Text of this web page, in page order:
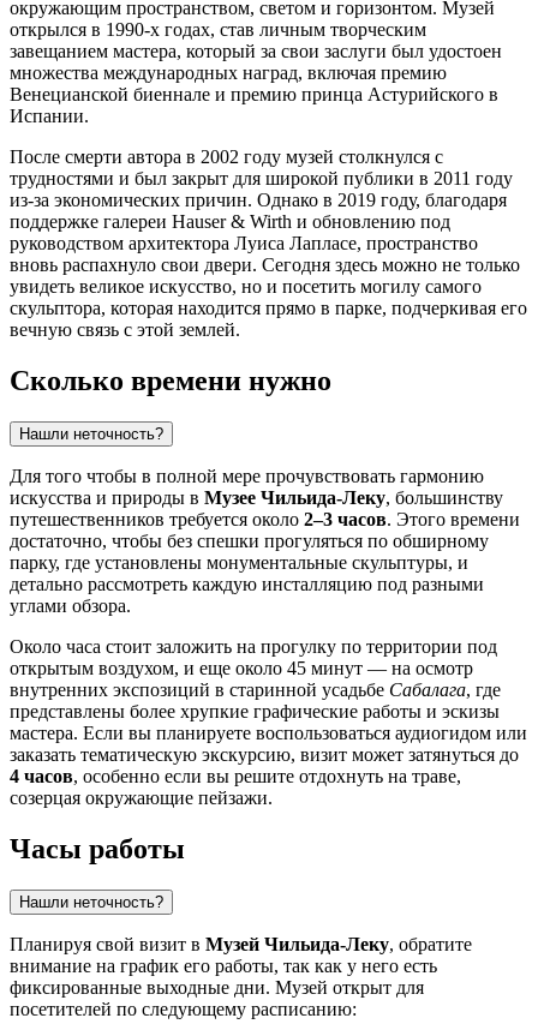
окружающим пространством, светом и горизонтом. Музей
открылся в 1990-х годах, став личным творческим
завещанием мастера, который за свои заслуги был удостоен
множества международных наград, включая премию
Венецианской биеннале и премию принца Астурийского в
Испании.
После смерти автора в 2002 году музей столкнулся с
трудностями и был закрыт для широкой публики в 2011 году
из-за экономических причин. Однако в 2019 году, благодаря
поддержке галереи Hauser & Wirth и обновлению под
руководством архитектора Луиса Лапласе, пространство
вновь распахнуло свои двери. Сегодня здесь можно не только
увидеть великое искусство, но и посетить могилу самого
скульптора, которая находится прямо в парке, подчеркивая его
вечную связь с этой землей.
Сколько времени нужно
Нашли неточность?
Для того чтобы в полной мере прочувствовать гармонию
искусства и природы в Музее Чильида-Леку, большинству
путешественников требуется около 2–3 часов. Этого времени
достаточно, чтобы без спешки прогуляться по обширному
парку, где установлены монументальные скульптуры, и
детально рассмотреть каждую инсталляцию под разными
углами обзора.
Около часа стоит заложить на прогулку по территории под
открытым воздухом, и еще около 45 минут — на осмотр
внутренних экспозиций в старинной усадьбе Сабалага, где
представлены более хрупкие графические работы и эскизы
мастера. Если вы планируете воспользоваться аудиогидом или
заказать тематическую экскурсию, визит может затянуться до
4 часов, особенно если вы решите отдохнуть на траве,
созерцая окружающие пейзажи.
Часы работы
Нашли неточность?
Планируя свой визит в Музей Чильида-Леку, обратите
внимание на график его работы, так как у него есть
фиксированные выходные дни. Музей открыт для
посетителей по следующему расписанию: